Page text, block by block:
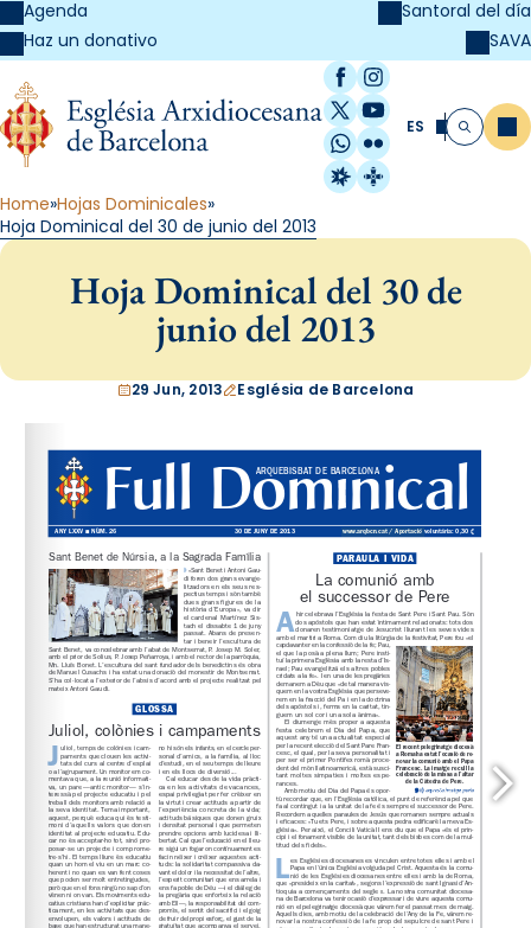
Agenda
Haz un donativo
Santoral del día
SAVA
Facebook
Instagram
X / Twitter
YouTube
WhatsApp
Flickr
Radio Estel
Catalunya
ES Buscar
Home Hojas Dominicales
Hoja Dominical del 30 de junio del 2013
Hoja Dominical del 30 de
junio del 2013
29 Jun, 2013 Església de Barcelona
www.arqbcn.cat / Aportació voluntària: 0,30